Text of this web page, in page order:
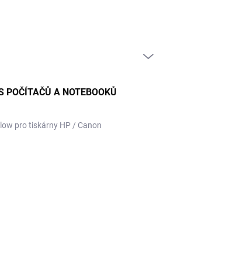
POČÍTAČŮ A NOTEBOOKŮ
pro tiskárny HP / Canon